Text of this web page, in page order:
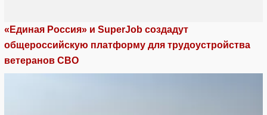
«Единая Россия» и SuperJob создадут
общероссийскую платформу для трудоустройства
ветеранов СВО